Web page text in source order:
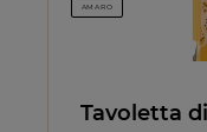
AMARO
Tavoletta